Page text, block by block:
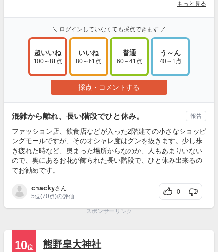
もっと見る
＼ ログインしていなくても採点できます ／
超いいね
100～81点
いいね
80～61点
普通
60～41点
う～ん
40～1点
採点・コメントする
混雑から離れ、長い階段でひと休み。
ファッション店、飲食店などが入った2階建ての小さなショッピ
ングモールですが、そのオシャレ度はグンを抜きます。少し歩
き疲れた時など、奥まった場所からなのか、人もあまりいない
ので、奥にあるお花が飾られた長い階段で、ひと休み出来るの
でお勧めです。
chackyさん
5位(70点)の評価
0
報告
スポンサーリンク
10位
熊野皇大神社